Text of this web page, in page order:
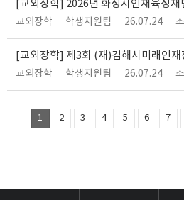
교외장학 학생지원팀 26.07.24
교외장학 학생지원팀 26.07.24
1 2 3 4 5 6 7